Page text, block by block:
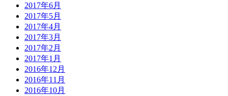
2017年6月
2017年5月
2017年4月
2017年3月
2017年2月
2017年1月
2016年12月
2016年11月
2016年10月